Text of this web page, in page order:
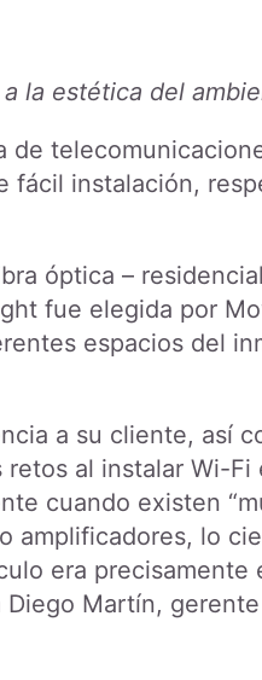
la estética del
fácil instalación,
óptica –
fue elegida por
espacios del
a su cliente, así
al instalar Wi-
cuando existen
amplificadores, lo
era precisamente
Martín,